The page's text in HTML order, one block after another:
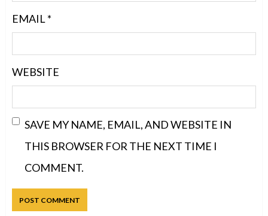
EMAIL*
WEBSITE
SAVE MY NAME, EMAIL, AND WEBSITE IN
THIS BROWSER FOR THE NEXT TIME I
COMMENT.